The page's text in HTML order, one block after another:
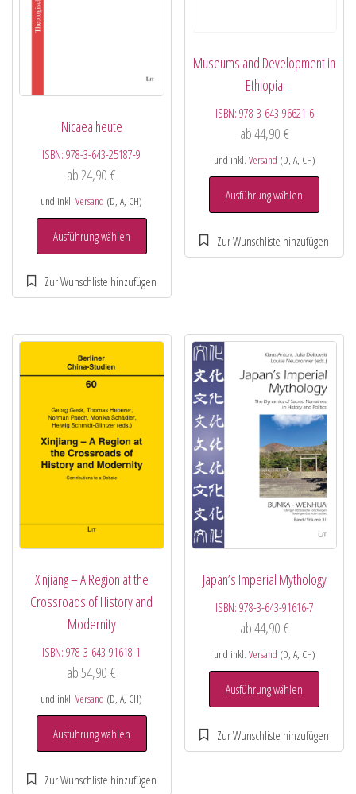
Nicaea heute
ISBN:978-3-643-25187-9
ab24,90€
und inkl.Versand (D, A, CH)
Ausführung wählen
Museums and Development in
Ethiopia
ISBN: 978-3-643-96621-6
ab44,90 €
und inkl. Versand (D, A, CH)
Ausführung wählen
Xinjiang – A Region at the
Crossroads of History and
Modernity
ISBN:978-3-643-91618-1
ab54,90€
und inkl.Versand (D, A, CH)
Ausführung wählen
Japan’s Imperial Mythology
ISBN: 978-3-643-91616-7
ab44,90 €
und inkl. Versand (D, A, CH)
Ausführung wählen